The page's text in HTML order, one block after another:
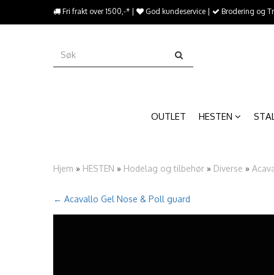
{/literal}����������
Fri frakt over 1500,-* | God kundeservice | Brodering og
OUTLET HESTEN
Hjem » HESTEN » Hodelag og tilbehør » Diverse »
← Acavallo Gel Nose & Poll guard